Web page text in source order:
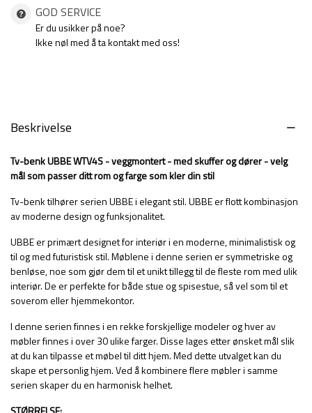
GOD SERVICE
Er du usikker på noe?
Ikke nøl med å ta kontakt med oss!
Beskrivelse
Tv-benk UBBE WTV4S - veggmontert - med skuffer og dører - velg
mål som passer ditt rom og farge som kler din stil
Tv-benk tilhører serien UBBE i elegant stil. UBBE er flott kombinasjon
av moderne design og funksjonalitet.
UBBE er primært designet for interiør i en moderne, minimalistisk og
til og med futuristisk stil. Møblene i denne serien er symmetriske og
benløse, noe som gjør dem til et unikt tillegg til de fleste rom med ulik
interiør. De er perfekte for både stue og spisestue, så vel som til et
soverom eller hjemmekontor.
I denne serien finnes i en rekke forskjellige modeler og hver av
møbler finnes i over 30 ulike farger. Disse lages etter ønsket mål slik
at du kan tilpasse et møbel til ditt hjem. Med dette utvalget kan du
skape et personlig hjem. Ved å kombinere flere møbler i samme
serien skaper du en harmonisk helhet.